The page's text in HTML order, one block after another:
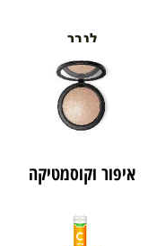
לגבר
איפור וקוסמטיקה